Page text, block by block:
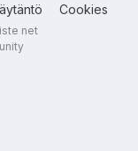
Cookies
net